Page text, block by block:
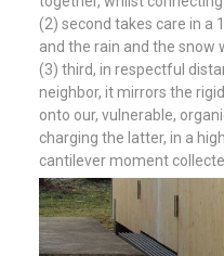
(2) second takes care in a
and the rain and the snow
(3) third, in respectful
neighbor, it mirrors the
onto our, vulnerable,
charging the latter, in a
cantilever moment